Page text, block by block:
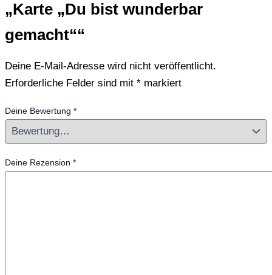
„Karte „Du bist wunderbar
gemacht““
Deine E-Mail-Adresse wird nicht veröffentlicht.
Erforderliche Felder sind mit * markiert
Deine Bewertung *
Deine Rezension *